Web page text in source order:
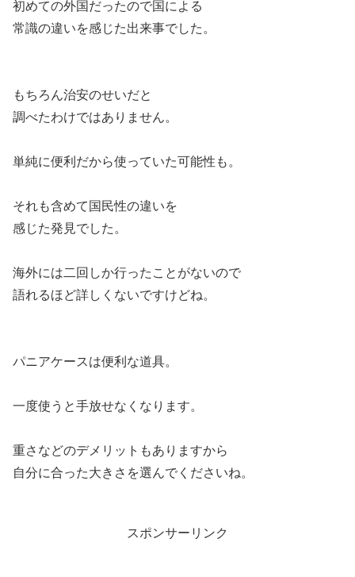
初めての外国だったので国による
常識の違いを感じた出来事でした。
もちろん治安のせいだと
調べたわけではありません。
単純に便利だから使っていた可能性も。
それも含めて国民性の違いを
感じた発見でした。
海外には二回しか行ったことがないので
語れるほど詳しくないですけどね。
パニアケースは便利な道具。
一度使うと手放せなくなります。
重さなどのデメリットもありますから
自分に合った大きさを選んでくださいね。
スポンサーリンク